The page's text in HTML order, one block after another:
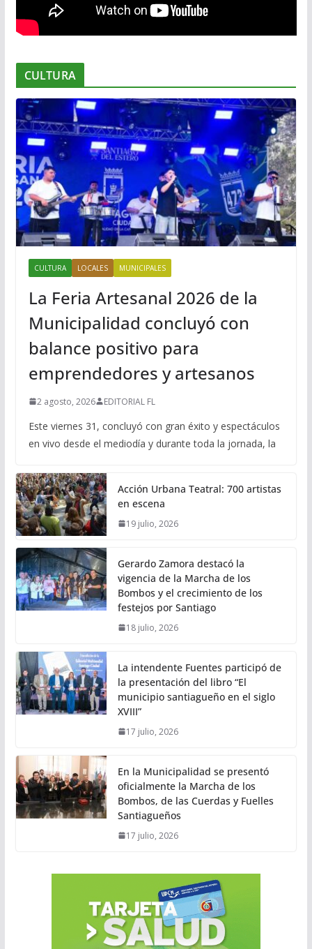
CULTURA
CULTURA LOCALES MUNICIPALES
La Feria Artesanal 2026 de la
Municipalidad concluyó con
balance positivo para
emprendedores y artesanos
2 agosto, 2026 EDITORIAL FL
Este viernes 31, concluyó con gran éxito y espectáculos
en vivo desde el mediodía y durante toda la jornada, la
Acción Urbana Teatral: 700 artistas
en escena
19 julio, 2026
Gerardo Zamora destacó la
vigencia de la Marcha de los
Bombos y el crecimiento de los
festejos por Santiago
18 julio, 2026
La intendente Fuentes participó de
la presentación del libro “El
municipio santiagueño en el siglo
XVIII”
17 julio, 2026
En la Municipalidad se presentó
oficialmente la Marcha de los
Bombos, de las Cuerdas y Fuelles
Santiagueños
17 julio, 2026